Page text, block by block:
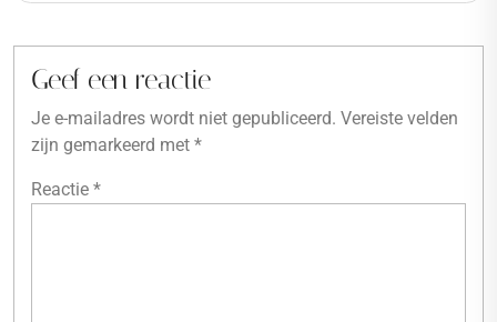
Geef een reactie
Je e-mailadres wordt niet gepubliceerd. Vereiste velden
zijn gemarkeerd met *
Reactie *